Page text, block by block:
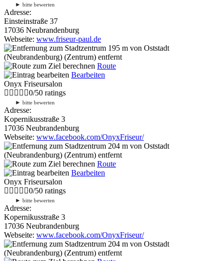
► bitte bewerten
Adresse:
Einsteinstraße 37
17036 Neubrandenburg
Webseite: www.friseur-paul.de
195 m von Oststadt
(Neubrandenburg) (Zentrum) entfernt
Route
Bearbeiten
Onyx Friseursalon
0/50 ratings
► bitte bewerten
Adresse:
Kopernikusstraße 3
17036 Neubrandenburg
Webseite: www.facebook.com/OnyxFriseur/
204 m von Oststadt
(Neubrandenburg) (Zentrum) entfernt
Route
Bearbeiten
Onyx Friseursalon
0/50 ratings
► bitte bewerten
Adresse:
Kopernikusstraße 3
17036 Neubrandenburg
Webseite: www.facebook.com/OnyxFriseur/
204 m von Oststadt
(Neubrandenburg) (Zentrum) entfernt